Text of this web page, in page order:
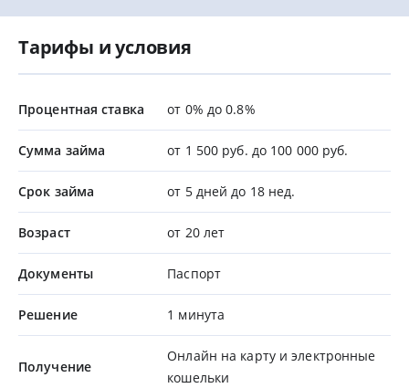
Тарифы и условия
Процентная ставка от 0% до 0.8%
Сумма займа от 1 500 руб. до 100 000 руб.
Срок займа от 5 дней до 18 нед.
Возраст от 20 лет
Документы Паспорт
Решение 1 минута
Получение
Онлайн на карту и электронные
кошельки